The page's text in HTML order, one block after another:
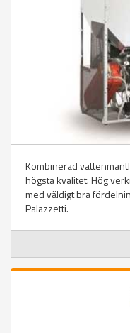
Kombinerad
högsta kvalitet. Hög
med väldigt bra
Palazzetti.